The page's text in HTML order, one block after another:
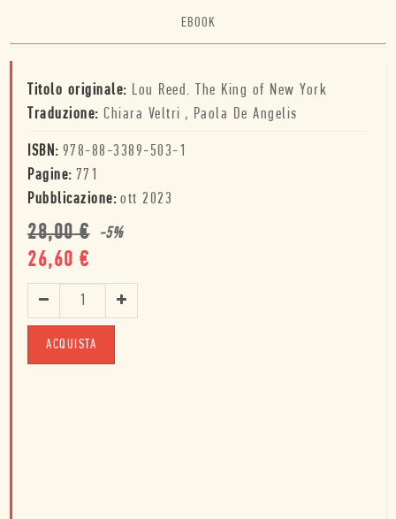
EBOOK
Titolo originale: Lou Reed. The King of New York
Traduzione: Chiara Veltri , Paola De Angelis
ISBN: 978-88-3389-503-1
Pagine: 771
Pubblicazione: ott 2023
28,00€ -5%
26,60 €
ACQUISTA